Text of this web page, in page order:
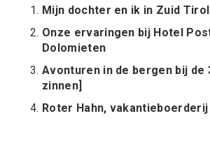
Mijn dochter en ik in Zuid Tirol
Onze ervaringen bij Hotel
Dolomieten
Avonturen in de bergen bij de
zinnen]
Roter Hahn,